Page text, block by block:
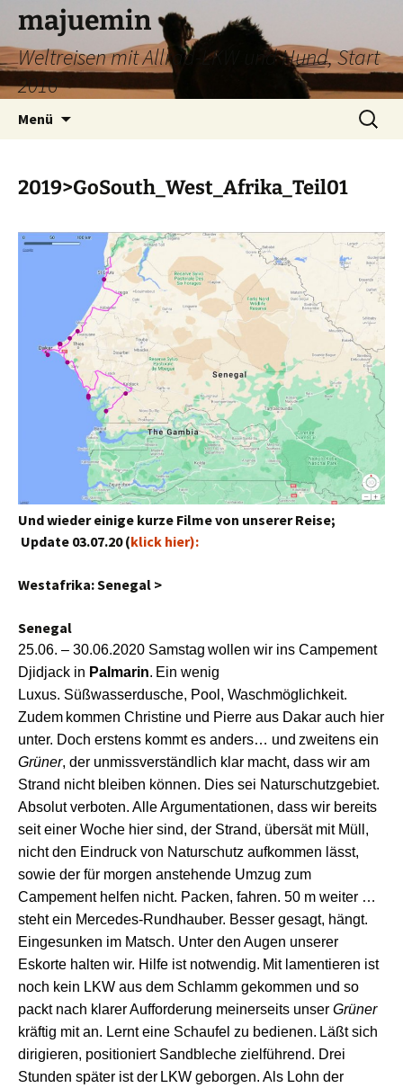
Zum
Inhalt
springen
majuemin
Weltreisen mit Allrad-LKW und Hund, Start
2016
Menü
Suchen
nach:
2019>GoSouth_West_Afrika_Teil01
Und wieder einige kurze Filme von unserer Reise;
Update 03.07.20 (klick hier):
Westafrika: Senegal >
Senegal
25.06. – 30.06.2020 Samstag wollen wir ins Campement
Djidjack in Palmarin. Ein wenig
Luxus. Süßwasserdusche, Pool, Waschmöglichkeit.
Zudem kommen Christine und Pierre aus Dakar auch hier
unter. Doch erstens kommt es anders… und zweitens ein
Grüner, der unmissverständlich klar macht, dass wir am
Strand nicht bleiben können. Dies sei Naturschutzgebiet.
Absolutverboten. AlleArgumentationen, dass wir bereits
seit einer Woche hier sind, der Strand, übersät mit Müll,
nicht den Eindruck von Naturschutz aufkommen lässt,
sowie der für morgen anstehende Umzug zum
Campement hel fen nicht. Packen, fahren. 50 m weiter …
steht ein Mercedes-Rundhauber. Besser gesagt, hängt.
Eingesunken im Matsch. Unter den Augen unserer
Eskorte halten wir. Hilfe ist notwendig. Mit lamentieren ist
noch kein LKW aus dem Schlamm gekommen und so
packt nach klarer Aufforderung meinerseits unser Grüner
kräftig mitan. Lernt eine Schaufel zu bedienen. Läßtsich
dirigieren, positioniert Sandbleche zielführend. Drei
Stunden später ist der LKW geborgen. Als Lohn der